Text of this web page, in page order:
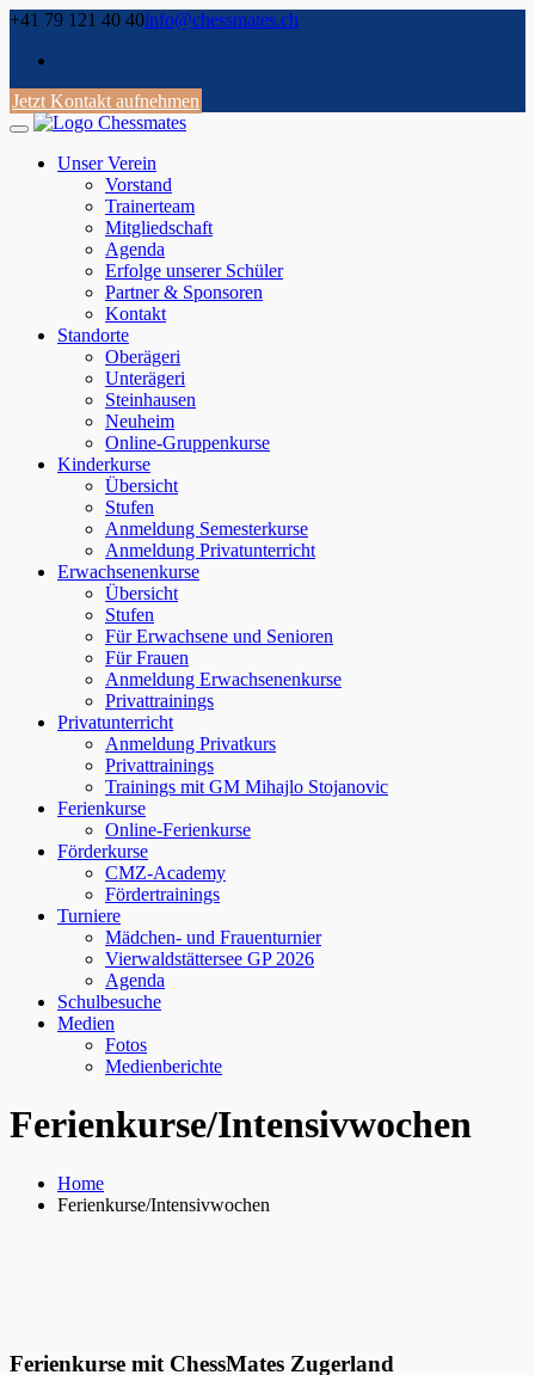
Skip
content
+41 79 121 40 40info@chessmates.ch
Jetzt Kontakt aufnehmen
Unser Verein
Vorstand
Trainerteam
Mitgliedschaft
Agenda
Erfolge unserer Schüler
Partner & Sponsoren
Kontakt
Standorte
Oberägeri
Unterägeri
Steinhausen
Neuheim
Online-Gruppenkurse
Kinderkurse
Übersicht
Stufen
Anmeldung Semesterkurse
Anmeldung Privatunterricht
Erwachsenenkurse
Übersicht
Stufen
Für Erwachsene und Senioren
Für Frauen
Anmeldung Erwachsenenkurse
Privattrainings
Privatunterricht
Anmeldung Privatkurs
Privattrainings
Trainings mit GM Mihajlo Stojanovic
Ferienkurse
Online-Ferienkurse
Förderkurse
CMZ-Academy
Fördertrainings
Turniere
Mädchen- und Frauenturnier
Vierwaldstättersee GP 2026
Agenda
Schulbesuche
Medien
Fotos
Medienberichte
Ferienkurse/Intensivwochen
Home
Ferienkurse/Intensivwochen
Ferienkurse mit ChessMates Zugerland